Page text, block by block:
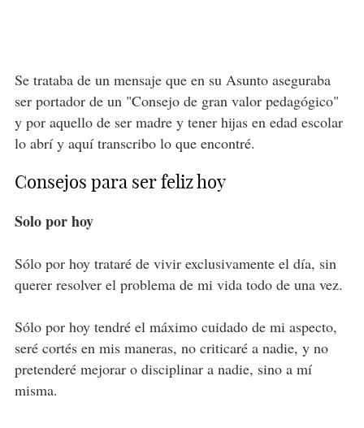
Se trataba de un mensaje que en su Asunto aseguraba
ser portador de un "Consejo de gran valor pedagógico"
y por aquello de ser madre y tener hijas en edad escolar
lo abrí y aquí transcribo lo que encontré.
Consejos para ser feliz hoy
Solo por hoy
Sólo por hoy trataré de vivir exclusivamente el día, sin
querer resolver el problema de mi vida todo de una vez.
Sólo por hoy tendré el máximo cuidado de mi aspecto,
seré cortés en mis maneras, no criticaré a nadie, y no
pretenderé mejorar o disciplinar a nadie, sino a mí
misma.